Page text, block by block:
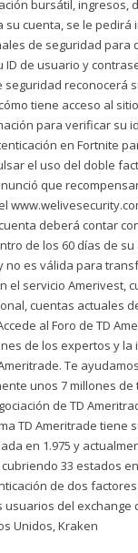
bursátil, ingresos,
su cuenta, se le
de seguridad para
ID de usuario y
seguridad reconocerá
tiene acceso al
para verificar su
en Fortnite
el uso del doble
que
deberá contar
de los 60 días de
no es válida para
el servicio Amerivest,
cuentas actuales
al Foro de TD
de los expertos y la
Te
unos 7 millones
de TD
TD Ameritrade tiene
en 1.975 y
33 estados
de dos
usuarios del exchange
Unidos, Kraken